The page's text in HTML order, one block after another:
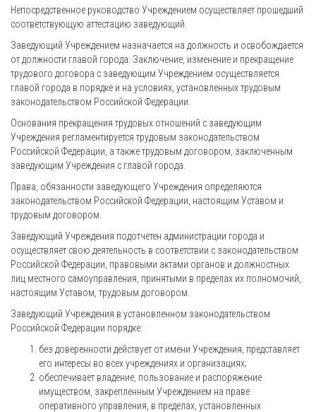
Непосредственное руководство Учреждением осуществляет прошедший
соответствующую аттестацию заведующий.
Заведующий Учреждением назначается на должность и освобождается
от должности главой города. Заключение, изменение и прекращение
трудового договора с заведующим Учреждением осуществляется
главой города в порядке и на условиях, установленных трудовым
законодательством Российской Федерации.
Основания прекращения трудовых отношений с заведующим
Учреждения регламентируется трудовым законодательством
Российской Федерации, а также трудовым договором, заключенным
заведующим Учреждения с главой города.
Права, обязанности заведующего Учреждения определяются
законодательством Российской Федерации, настоящим Уставом и
трудовым договором.
Заведующий Учреждения подотчетен администрации города и
осуществляет свою деятельность в соответствии с законодательством
Российской Федерации, правовыми актами органов и должностных
лиц местного самоуправления, принятыми в пределах их полномочий,
настоящим Уставом, трудовым договором.
Заведующий Учреждения в установленном законодательством
Российской Федерации порядке:
без доверенности действует от имени Учреждения, представляет
его интересы во всех учреждениях и организациях;
обеспечивает владение, пользование и распоряжение
имуществом, закрепленным Учреждением на праве
оперативного управления, в пределах, установленных